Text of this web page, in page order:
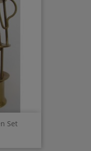
Set